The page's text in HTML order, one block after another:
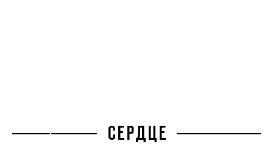
СЕРДЦЕ